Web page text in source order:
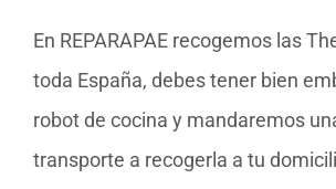
En REPARAPAE recogemos las
toda España, debes tener bien
robot de cocina y mandaremos
transporte a recogerla a tu